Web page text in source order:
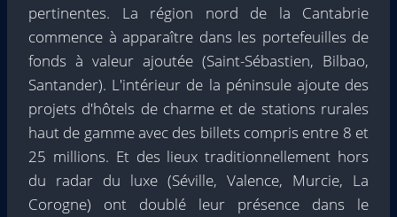
pertinentes. La région nord de la Cantabrie
commence à apparaître dans les portefeuilles de
fonds à valeur ajoutée (Saint-Sébastien, Bilbao,
Santander). L'intérieur de la péninsule ajoute des
projets d'hôtels de charme et de stations rurales
haut de gamme avec des billets compris entre 8 et
25 millions. Et des lieux traditionnellement hors
du radar du luxe (Séville, Valence, Murcie, La
Corogne) ont doublé leur présence dans le